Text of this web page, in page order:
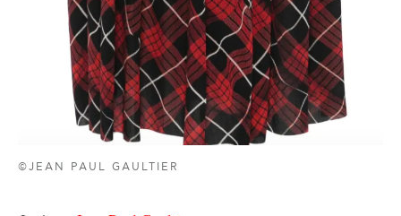
©JEAN PAUL GAULTIER